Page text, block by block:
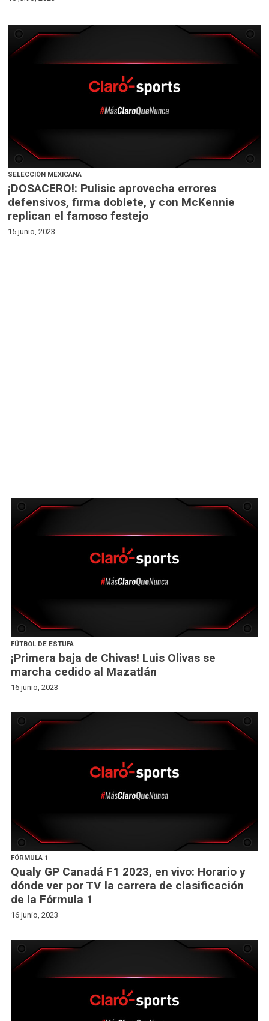
FÚTBOL DE ESTUFA
¡Primera baja de Chivas! Luis Olivas se
marcha cedido al Mazatlán
16 junio, 2023
FÓRMULA 1
Qualy GP Canadá F1 2023, en vivo: Horario y
dónde ver por TV la carrera de clasificación
de la Fórmula 1
16 junio, 2023
SELECCIÓN MEXICANA
¡DOSACERO!: Pulisic aprovecha errores
defensivos, firma doblete, y con McKennie
replican el famoso festejo
15 junio, 2023